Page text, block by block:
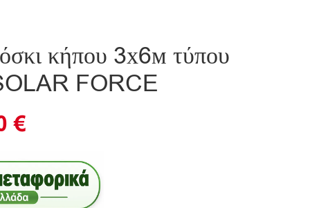
κήπου 3х6м τύπου
FORCE
€